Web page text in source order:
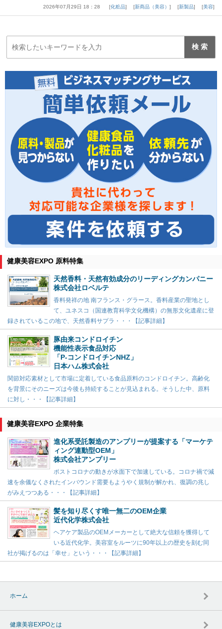
2026年07月29日 18：28 化粧品 新商品（美容） 新製品 美容
健康美容EXPO 原料特集
天然香料・天然有効成分のリーディングカンパニー
株式会社ロベルテ
香料発祥の地 南フランス・グラース。香料産業の聖地とし
て、ユネスコ（国連教育科学文化機構）の無形文化遺産に登
録されているこの地で、天然香料サプラ・・・【記事詳細】
豚由来コンドロイチン
機能性表示食品対応
「P-コンドロイチンNHZ」
日本ハム株式会社
関節対応素材として市場に定着している食品原料のコンドロイチン。高齢化
を背景にそのニーズは今後も持続することが見込まれる。そうした中、原料
に対し・・・【記事詳細】
健康美容EXPO 企業特集
進化系受託製造のアンプリーが提案する「マーケテ
ィング連動型OEM」
株式会社アンプリー
ポストコロナの動きが水面下で加速している。コロナ禍で減
速を余儀なくされたインバウンド需要もようやく規制が解かれ、復調の兆し
がみえつつある・・・【記事詳細】
髪を知り尽くす唯一無二のOEM企業
近代化学株式会社
ヘアケア製品のOEMメーカーとして絶大な信頼を獲得して
いる近代化学。美容室をルーツに90年以上の歴史を刻む同
社が掲げるのは「幸せ」という・・・【記事詳細】
ホーム
健康美容EXPOとは